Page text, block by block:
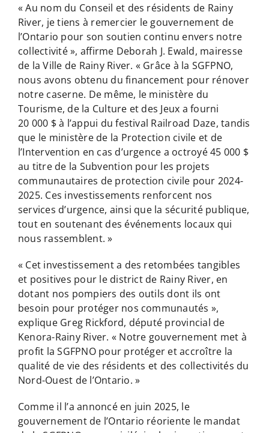
« Au nom du Conseil et des résidents de Rainy
River, je tiens à remercier le gouvernement de
l’Ontario pour son soutien continu envers notre
collectivité », affirme Deborah J. Ewald, mairesse
de la Ville de Rainy River. « Grâce à la SGFPNO,
nous avons obtenu du financement pour rénover
notre caserne. De même, le ministère du
Tourisme, de la Culture et des Jeux a fourni
20 000 $ à l’appui du festival Railroad Daze, tandis
que le ministère de la Protection civile et de
l’Intervention en cas d’urgence a octroyé 45 000 $
au titre de la Subvention pour les projets
communautaires de protection civile pour 2024-
2025. Ces investissements renforcent nos
services d’urgence, ainsi que la sécurité publique,
tout en soutenant des événements locaux qui
nous rassemblent. »
« Cet investissement a des retombées tangibles
et positives pour le district de Rainy River, en
dotant nos pompiers des outils dont ils ont
besoin pour protéger nos communautés »,
explique Greg Rickford, député provincial de
Kenora-Rainy River. « Notre gouvernement met à
profit la SGFPNO pour protéger et accroître la
qualité de vie des résidents et des collectivités du
Nord-Ouest de l’Ontario. »
Comme il l’a annoncé en juin 2025, le
gouvernement de l’Ontario réoriente le mandat